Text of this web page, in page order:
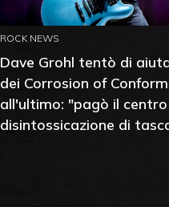
ROCK NEWS
Dave Grohl tentò di
dei Corrosion of
all'ultimo: "pagò il
disintossicazione di